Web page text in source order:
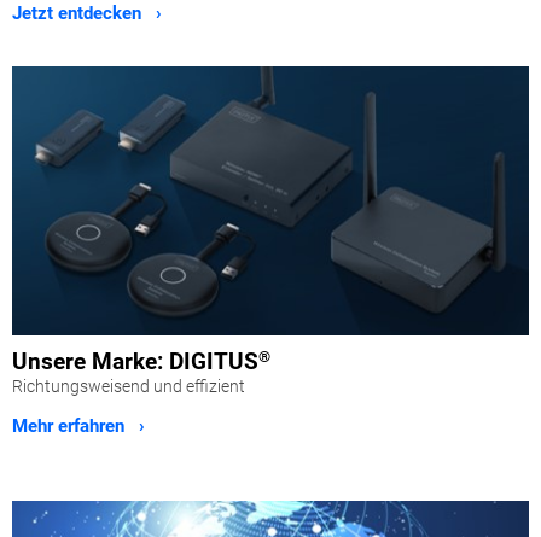
Jetzt entdecken ›
Unsere Marke: DIGITUS®
Richtungsweisend und effizient
Mehr erfahren ›